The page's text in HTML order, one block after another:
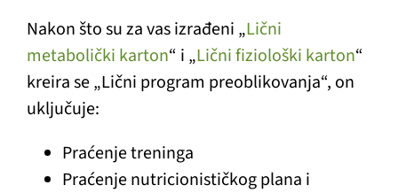
Nakon što su za vas izrađeni „Lični
metabolički karton“ i „Lični fiziološki karton“
kreira se „Lični program preoblikovanja“, on
uključuje:
Praćenje treninga
Praćenje nutricionističkog plana i